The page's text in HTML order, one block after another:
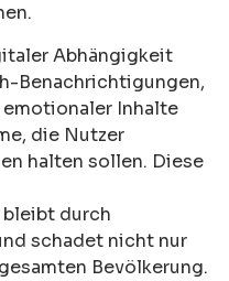
Abhängigkeit
Benachrichtigungen,
Inhalte
die Nutzer
halten sollen. Diese
durch
schadet nicht nur
Bevölkerung.